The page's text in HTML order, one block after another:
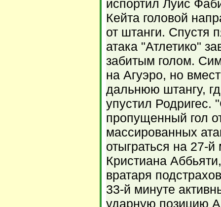
испортил Луис
Кейта головой
от штанги. Спустя
атака "Атлетико"
забитым голом.
на Агуэро, но
дальнюю штангу,
упустил Родригес.
пропущенный гол
массированных
отыграться на 27-
Кристиана
вратаря
33-й минуте
ударную позицию